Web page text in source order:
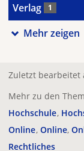
Verlag 1
Mehr zeigen
Zuletzt bearbeitet
Mehr zu den
Hochschule
Online Online
Rechtliches